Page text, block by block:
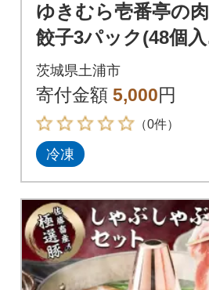
ゆきむら壱番亭の肉
餃子3パック(48個入
り)
茨城県土浦市
寄付金額 5,000円
（0件）
冷凍